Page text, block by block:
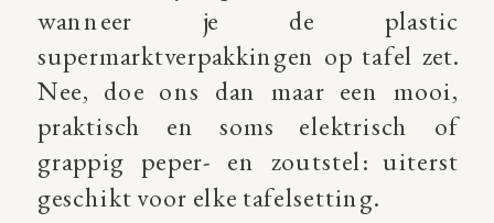
wanneer je de plastic
supermarktverpakkingen op tafel zet.
Nee, doe ons dan maar een mooi,
praktisch en soms elektrisch of
grappig peper- en zoutstel: uiterst
geschikt voor elke tafelsetting.